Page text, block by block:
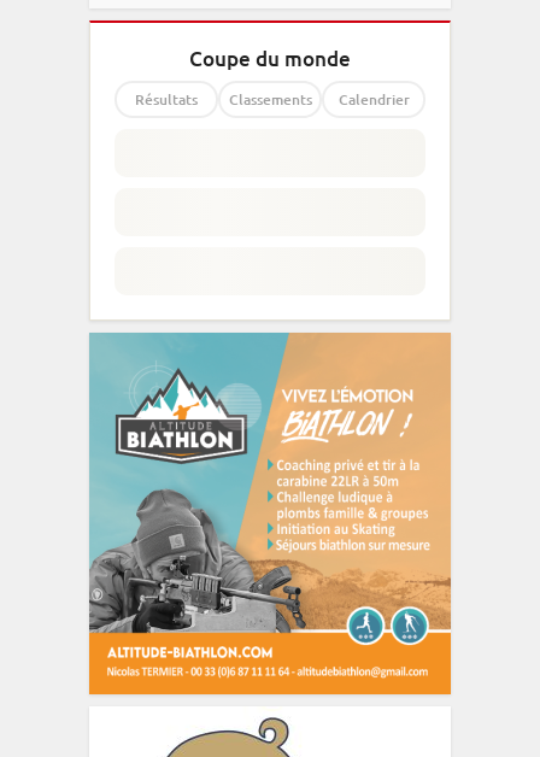
Coupe du monde
Résultats Classements Calendrier